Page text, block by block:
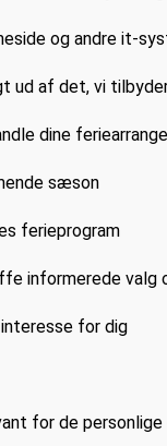
og andre it-
ud af det, vi
dine
sæson
ferieprogram
informerede valg
for dig
for de personlige